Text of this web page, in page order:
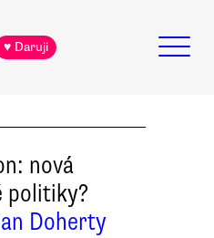
♥ Daruji
nová
politiky?
Doherty